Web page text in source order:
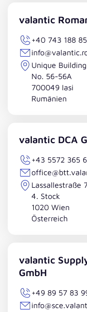
valantic
+40 743 188
Unique
No. 56-56A
700049 Iasi
Rumänien
valantic DCA
+43 5572 365
Lassallestraße
4. Stock
1020 Wien
Österreich
valantic
GmbH
+49 89 57 83